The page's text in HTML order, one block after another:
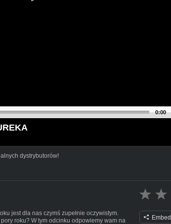
0:00
dystrybutorów!
jest dla nas czymś zupełnie oczywistym.
roku? W tym odcinku odpowiemy wam na
Embed